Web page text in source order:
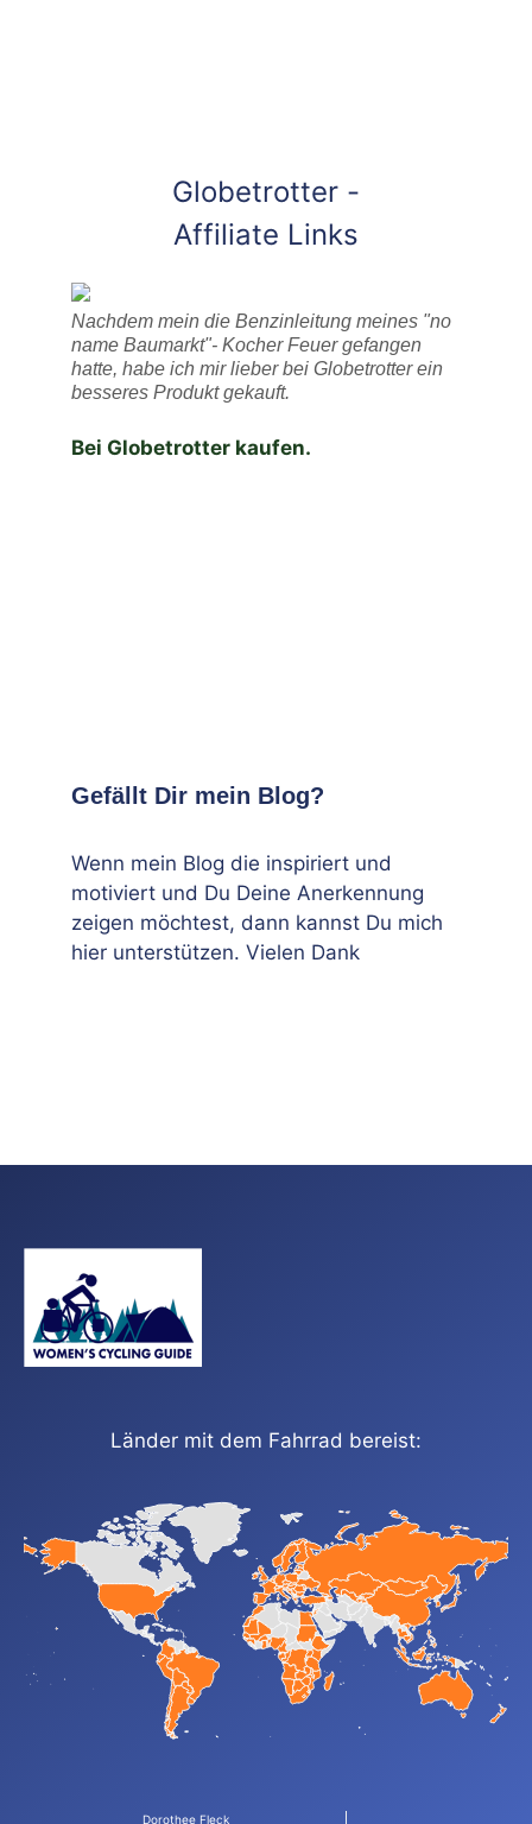
Globetrotter -
Affiliate Links
Nachdem mein die Benzinleitung meines "no
name Baumarkt"- Kocher Feuer gefangen
hatte, habe ich mir lieber bei Globetrotter ein
besseres Produkt gekauft.
Bei Globetrotter kaufen.
Gefällt Dir mein Blog?
Wenn mein Blog die inspiriert und
motiviert und Du Deine Anerkennung
zeigen möchtest, dann kannst Du mich
hier unterstützen. Vielen Dank
Länder mit dem Fahrrad bereist:
Dorothee Fleck